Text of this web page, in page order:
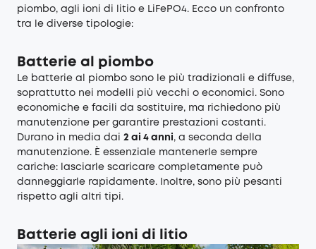
piombo, agli ioni di litio e LiFePO4. Ecco un confronto
tra le diverse tipologie:
Batterie al piombo
Le batterie al piombo sono le più tradizionali e diffuse,
soprattutto nei modelli più vecchi o economici. Sono
economiche e facili da sostituire, ma richiedono più
manutenzione per garantire prestazioni costanti.
Durano in media dai 2 ai 4 anni , a seconda della
manutenzione. È essenziale mantenerle sempre
cariche: lasciarle scaricare completamente può
danneggiarle rapidamente. Inoltre, sono più pesanti
rispetto agli altri tipi.
Batterie agli ioni di litio